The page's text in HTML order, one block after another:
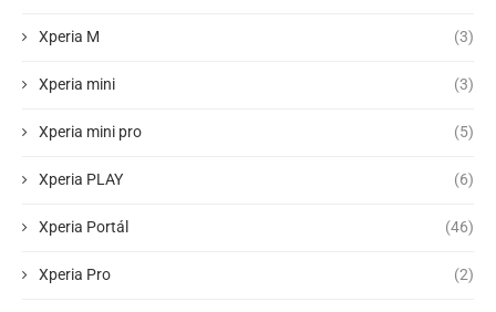
Xperia M (3)
Xperia mini (3)
Xperia mini pro (5)
Xperia PLAY (6)
Xperia Portál (46)
Xperia Pro (2)